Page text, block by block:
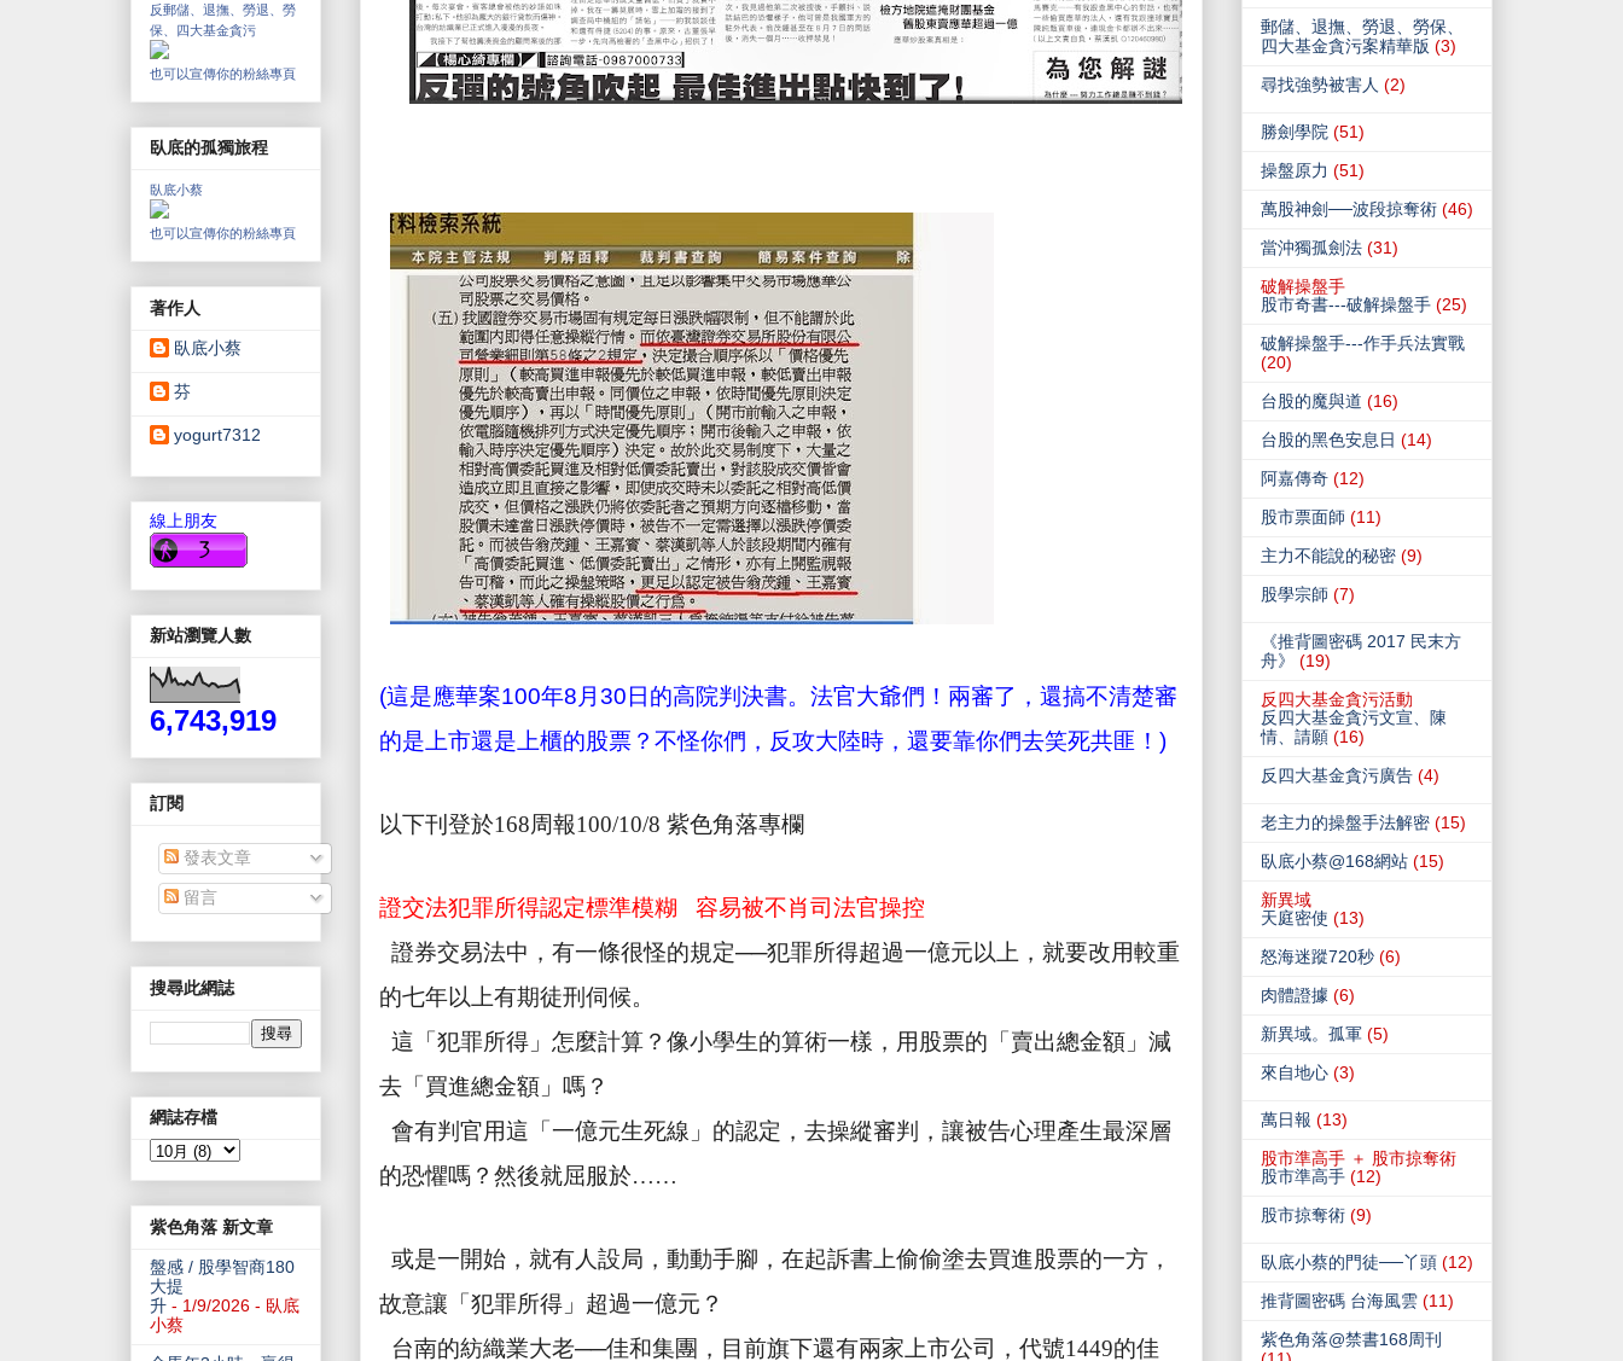
(這是應華案100年8 月 30 日的高院判決書。法官大爺們！兩審了，還搞不清楚審
的是上市還是上櫃的股票？不怪你們，反攻大陸時，還要靠你們去笑死共匪！ )
以下刊登於168周報100/10/8 紫色角落專欄
證交法犯罪所得認定標準模糊
容易被不肖司法官操控
證券交易法中，有一條很怪的規定──犯罪所得超過一億元以上，就要改用較重
的七年以上有期徒刑伺候。
這「犯罪所得」怎麼計算？像小學生的算術一樣，用股票的「賣出總金額」減
去「買進總金額」嗎？
會有判官用這「一億元生死線」的認定，去操縱審判，讓被告心理產生最深層
的恐懼嗎？然後就屈服於……
或是一開始，就有人設局，動動手腳，在起訴書上偷偷塗去買進股票的一方，
故意讓「犯罪所得」超過一億元？
台南的紡織業大老──佳和集團，目前旗下還有兩家上市公司，代號1449的佳
反郵儲、退撫、勞退、勞
保、四大基金貪污
也可以宣傳你的粉絲專頁
臥底的孤獨旅程
臥底小蔡
也可以宣傳你的粉絲專頁
著作人
臥底小蔡
芬
yogurt7312
線上朋友
新站瀏覽人數
6,743,919
訂閱
發表文章
留言
搜尋此網誌
網誌存檔
紫色角落 新文章
盤感 / 股學智商180
大提
升 - 1/9/2026 - 臥底
小蔡
郵儲、退撫、勞退、勞保、
四大基金貪污案精華版 (3)
尋找強勢被害人 (2)
勝劍學院 (51)
操盤原力 (51)
萬股神劍──波段掠奪術 (46)
當沖獨孤劍法 (31)
破解操盤手
股市奇書---破解操盤手 (25)
破解操盤手---作手兵法實戰
(20)
台股的魔與道 (16)
台股的黑色安息日 (14)
阿嘉傳奇 (12)
股市票面師 (11)
主力不能說的秘密 (9)
股學宗師 (7)
《推背圖密碼 2017 民末方
舟》
(19)
反四大基金貪污活動
反四大基金貪污文宣、陳
情、請願 (16)
反四大基金貪污廣告 (4)
老主力的操盤手法解密 (15)
臥底小蔡@168網站 (15)
新異域
天庭密使 (13)
怒海迷蹤720秒 (6)
肉體證據 (6)
新異域。孤軍 (5)
來自地心 (3)
萬日報 (13)
股市準高手 ＋ 股市掠奪術
股市準高手 (12)
股市掠奪術 (9)
臥底小蔡的門徒──丫頭 (12)
推背圖密碼 台海風雲 (11)
紫色角落@禁書168周刊